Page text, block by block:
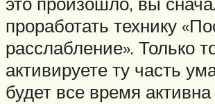
проработать технику
расслабление». Только
активируете ту часть
будет все время